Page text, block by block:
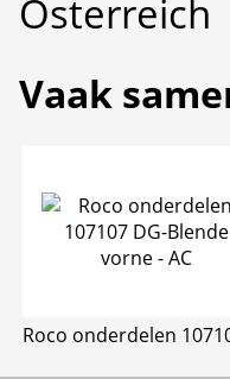
Österreich
Vaak
Roco onderdelen